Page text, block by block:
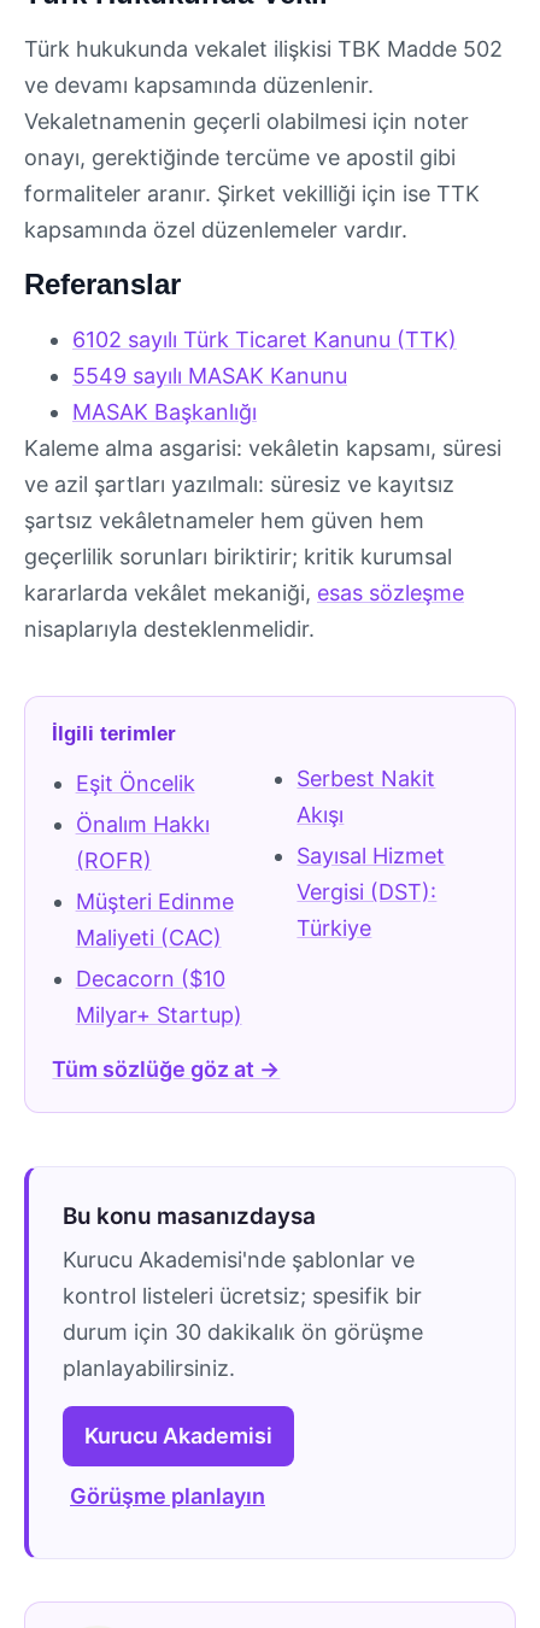
Türk hukukunda vekalet ilişkisi TBK Madde 502
ve devamı kapsamında düzenlenir.
Vekaletnamenin geçerli olabilmesi için noter
onayı, gerektiğinde tercüme ve apostil gibi
formaliteler aranır. Şirket vekilliği için ise TTK
kapsamında özel düzenlemeler vardır.
Referanslar
6102 sayılı Türk Ticaret Kanunu (TTK)
5549 sayılı MASAK Kanunu
MASAK Başkanlığı
Kaleme alma asgarisi: vekâletin kapsamı, süresi
ve azil şartları yazılmalı: süresiz ve kayıtsız
şartsız vekâletnameler hem güven hem
geçerlilik sorunları biriktirir; kritik kurumsal
kararlarda vekâlet mekaniği, esas sözleşme
nisaplarıyla desteklenmelidir.
İlgili terimler
Eşit Öncelik
Önalım Hakkı
(ROFR)
Müşteri Edinme
Maliyeti (CAC)
Decacorn ($10
Milyar+ Startup)
Serbest Nakit
Akışı
Sayısal Hizmet
Vergisi (DST):
Türkiye
Tüm sözlüğe göz at →
Bu konu masanızdaysa
Kurucu Akademisi'nde şablonlar ve
kontrol listeleri ücretsiz; spesifik bir
durum için 30 dakikalık ön görüşme
planlayabilirsiniz.
Kurucu Akademisi
Görüşme planlayın